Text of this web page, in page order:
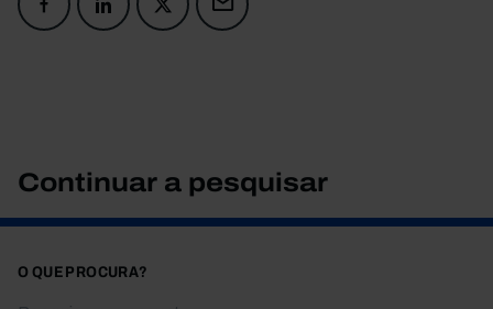
Continuar a pesquisar
O QUE PROCURA?